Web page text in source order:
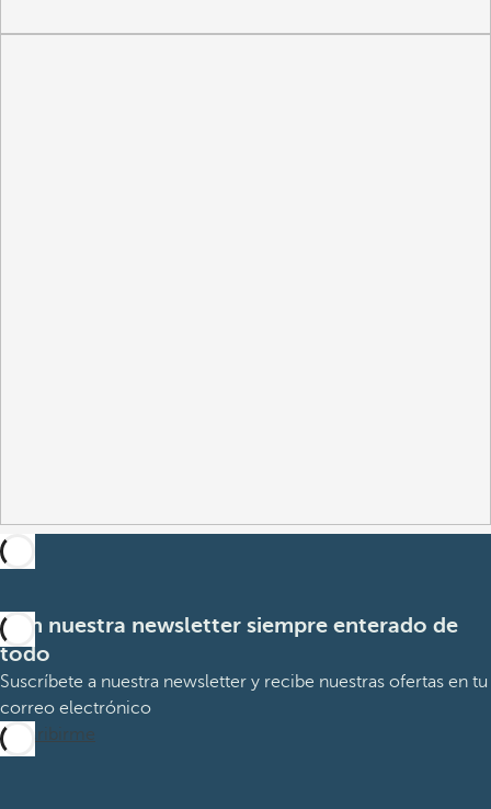
Con nuestra newsletter siempre enterado de
todo
Suscríbete a nuestra newsletter y recibe nuestras ofertas en tu
correo electrónico
Suscribirme